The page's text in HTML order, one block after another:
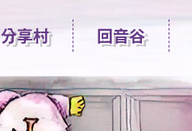
分享村 回音谷